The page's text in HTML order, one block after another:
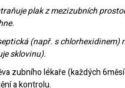
plak z mezizubních
(např. s chlorhexidinem)
sklovinu).
zubního lékaře (každých
a kontrolu.